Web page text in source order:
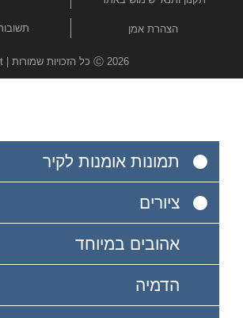
הצהרת אמן
Ⓒ 2026 כל הזכויות שמורות | Gordon Art - גורדון ארט
תמונות אומנות לקיר
ציורים
אהובים במיוחד
הדמיה